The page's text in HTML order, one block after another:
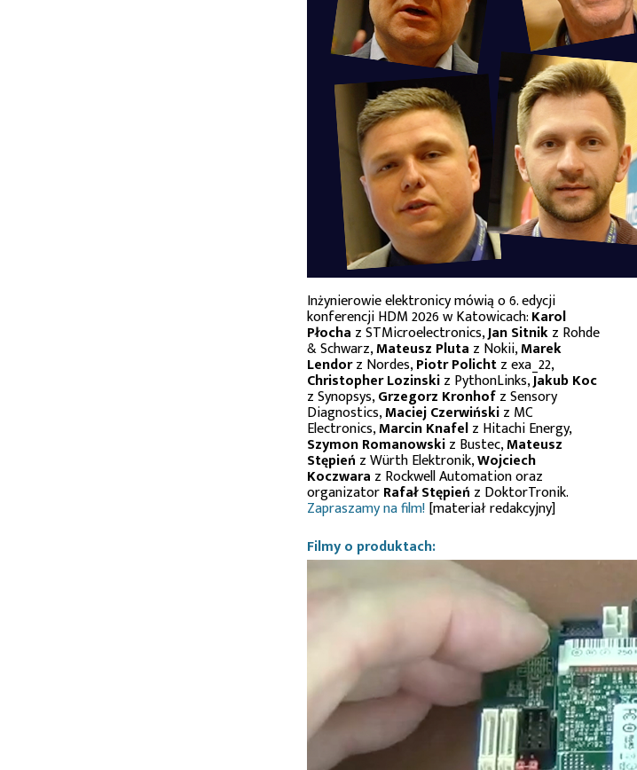
Inżynierowie elektronicy mówią o 6. edycji
konferencji HDM 2026 w Katowicach:Karol
Płocha z STMicroelectronics,Jan Sitnikz Rohde
& Schwarz,Mateusz Pluta z Nokii,Marek
Lendorz Nordes,Piotr Polichtz exa_22,
Christopher Lozinskiz PythonLinks,Jakub Koc
z Synopsys,Grzegorz Kronhofz Sensory
Diagnostics,Maciej Czerwińskiz MC
Electronics,Marcin Knafelz Hitachi Energy,
Szymon Romanowskiz Bustec,Mateusz
Stępień z Würth Elektronik,Wojciech
Koczwara z Rockwell Automation oraz
organizatorRafał Stępień z DoktorTronik.
Zapraszamy na film![materiał redakcyjny]
Filmy o produktach: